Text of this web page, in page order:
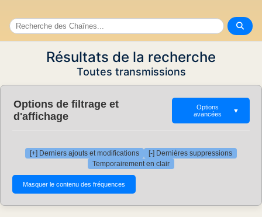
Résultats de la recherche
Toutes transmissions
Options de filtrage et
d'affichage
Options
avancées
▼
[+] Derniers ajouts et modifications
[-] Dernières suppressions
Temporairement en clair